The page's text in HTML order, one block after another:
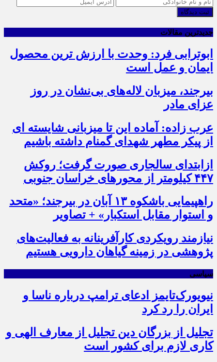
ثبت دیدگاه
جدیدترین مقالات
ابوترابی فرد: وحدت با ارزش ترین محصول
ایمان و عمل است
بیرجند، میزبان لاله‌های بی‌نشان در روز
عزای مادر
عرب زاده: آماده این تا میزبانی شایسته ای
از پیکر مطهر شهدای گمنام داشته باشیم
ازابتدای سالجاری صورت گرفت؛ روکش
۴۴۷ کیلومتر از محورهای خراسان جنوبی
راهپیمایی باشکوه ۱۳ آبان در بیرجند؛ «متحد
و استوار مقابل استکبار» + تصاویر
نیازمند رویکردی کارآفرینانه به فعالیت‌های
پژوهشی در زمینه گیاهان دارویی هستیم
سیاسی
نیویورک‌تایمز ادعای ترامپ درباره ناسا و
ایران را رد کرد
تجلیل از بزرگان دین تجلیل از معارف الهی و
کاری لازم برای کشور است